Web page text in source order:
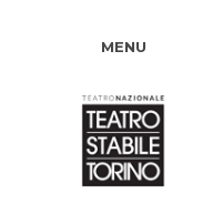
MENU